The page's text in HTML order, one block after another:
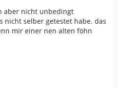
aber nicht unbedingt
nicht selber getestet habe. das
mir einer nen alten föhn